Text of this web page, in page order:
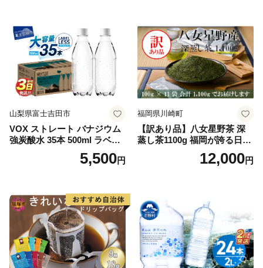
山梨県富士吉田市
VOX ストレート バナジウム
強炭酸水 35本 500ml ラベル
レス【富士吉田市限定カート
5,500円
福岡県川崎町
【訳あり品】八女星野茶 深
蒸し茶1100g 福岡が誇る日本
茶_ 訳アリ 常温 お茶 茶袋 常
備品 おちゃ ocha 茶葉 緑茶
小分け お土産 お取り寄せ グ
ルメ 福岡 九州 福岡県 国産
日本 ふかむし茶 ふかむし 家
庭用 自宅用 ちゃ りょくちゃ
ふかむしちゃ 急須 甘み 川崎
町 送料無料
12,000円